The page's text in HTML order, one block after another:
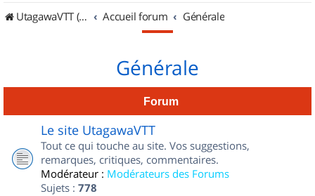
UtagawaVTT (Randos VTT et VTTAE avec traces GPS)
Accueil forum Générale
Générale
Forum
Le site UtagawaVTT
Tout ce qui touche au site. Vos suggestions,
remarques, critiques, commentaires.
Modérateur : Modérateurs des Forums
Sujets : 778